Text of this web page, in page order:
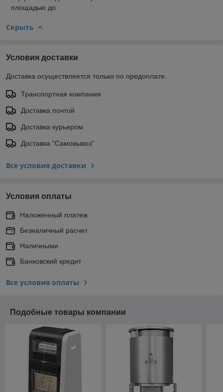
площадью до
Скрыть
Условия доставки
Доставка осуществляется только по предоплате.
Транспортная компания
Доставка почтой
Доставка курьером
Доставка "Самовывоз"
Все условия доставки
Условия оплаты
Наложенный платеж
Безналичный расчет
Наличными
Банковский кредит
Все условия оплаты
Подобные товары компании